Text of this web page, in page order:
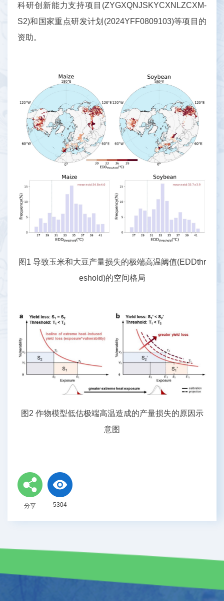
科研创新能力支持项目(ZYGXQNJSKYCXNLZCXM-
S2)和国家重点研发计划(2024YFF0809103)等项目的
资助。
图1 导致玉米和大豆产量损失的极端高温阈值(EDDthr
eshold)的空间格局
图2 作物模型低估极端高温造成的产量损失的原因示
意图
5304
分享